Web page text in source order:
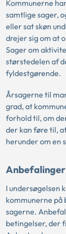
Kommunerne
samtlige sager,
eller sat skøn
drejer sig om at
Sager om
størstedelen af
fyldestgørende.
Årsagerne til
grad, at
forhold til, om
der kan føre til,
herunder om en
Anbefalinger
I undersøgelsen
kommunerne på
sagerne.
betingelser, der